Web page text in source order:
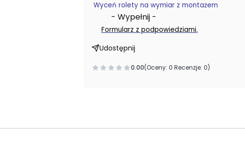
Wyceń rolety na wymiar z montażem
- Wypełnij -
Formularz z podpowiedziami.
Udostępnij
0.00(Oceny: 0 Recenzje: 0)